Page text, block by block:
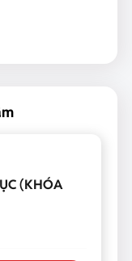
(KHÓA